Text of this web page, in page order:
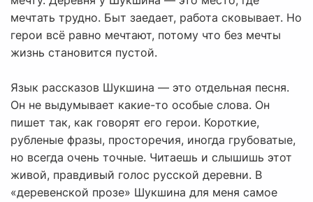
мечтать трудно. Быт заедает, работа сковывает. Но
герои всё равно мечтают, потому что без мечты
жизнь становится пустой.
Язык рассказов Шукшина — это отдельная песня.
Он не выдумывает какие-то особые слова. Он
пишет так, как говорят его герои. Короткие,
рубленые фразы, просторечия, иногда грубоватые,
но всегда очень точные. Читаешь и слышишь этот
живой, правдивый голос русской деревни. В
«деревенской прозе» Шукшина для меня самое